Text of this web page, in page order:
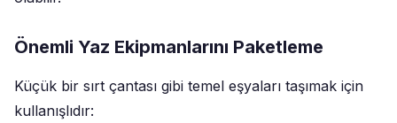
Önemli Yaz Ekipmanlarını Paketleme
Küçük bir sırt çantası gibi temel eşyaları taşımak için
kullanışlıdır: